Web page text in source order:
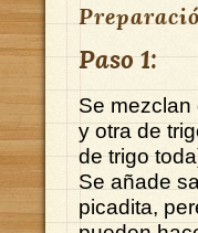
Paso 1:
Se
y otra de
de trigo
Se añade
picadita,